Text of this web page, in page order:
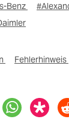
Benz
Fehlerhinweis